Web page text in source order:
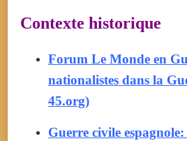
Contexte historique
Forum Le Monde en
nationalistes dans la
45.org)
Guerre civile